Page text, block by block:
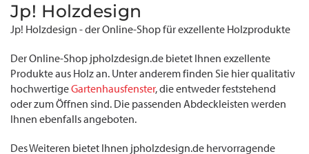
Jp! Holzdesign
Jp! Holzdesign - der Online-Shop für exzellente Holzprodukte
Der Online-Shop jpholzdesign.de bietet Ihnen exzellente
Produkte aus Holz an. Unter anderem finden Sie hier qualitativ
hochwertigeGartenhausfenster, die entweder feststehend
oder zum Öffnen sind. Die passenden Abdeckleisten werden
Ihnen ebenfalls angeboten.
Des Weiteren bietet Ihnen jpholzdesign.de hervorragende